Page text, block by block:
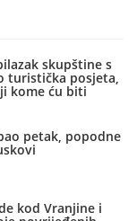
skupštine s
turistička posjeta,
kome ću biti
petak, popodne
kod Vranjine i